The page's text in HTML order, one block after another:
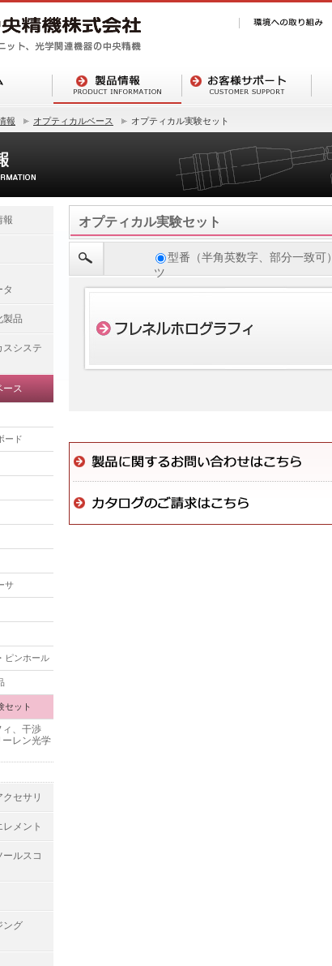
報 オプティカルベース オプティカル実験セット
オプティカル実験セット
型番（半角英数字、部分一致可）
ツ
報
タ
製品
スシステ
ース
ード
サ
ピンホール
セット
ィ、干渉
レン光学
セサリ
メント
ルスコ
ング